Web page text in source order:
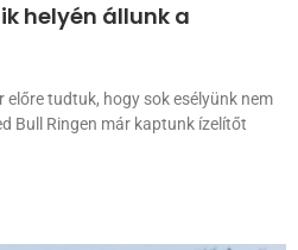
helyén állunk a
előre tudtuk, hogy sok esélyünk nem
Bull Ringen már kaptunk ízelítőt